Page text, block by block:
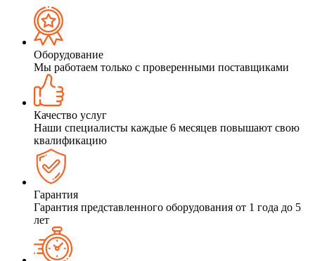
Оборудование
Мы работаем только с проверенными поставщиками
Качество услуг
Наши специалисты каждые 6 месяцев повышают свою
квалификацию
Гарантия
Гарантия представленного оборудования от 1 года до 5
лет